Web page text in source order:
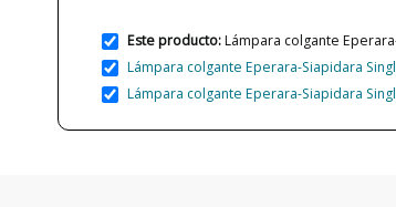
Este producto:Lámpara colgante
Lámpara colgante Eperara-Siapidara
Lámpara colgante Eperara-Siapidara